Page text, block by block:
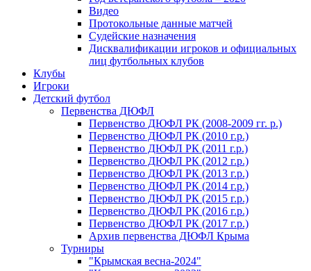
Видео
Протокольные данные матчей
Судейские назначения
Дисквалификации игроков и официальных
лиц футбольных клубов
Клубы
Игроки
Детский футбол
Первенства ДЮФЛ
Первенство ДЮФЛ РК (2008-2009 гг. р.)
Первенство ДЮФЛ РК (2010 г.р.)
Первенство ДЮФЛ РК (2011 г.р.)
Первенство ДЮФЛ РК (2012 г.р.)
Первенство ДЮФЛ РК (2013 г.р.)
Первенство ДЮФЛ РК (2014 г.р.)
Первенство ДЮФЛ РК (2015 г.р.)
Первенство ДЮФЛ РК (2016 г.р.)
Первенство ДЮФЛ РК (2017 г.р.)
Архив первенства ДЮФЛ Крыма
Турниры
"Крымская весна-2024"